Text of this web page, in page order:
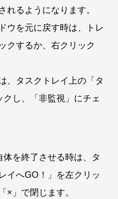
れるようになります。
ウを元に戻す時は、トレ
クするか、右クリック
、タスクトレイ上の「タ
し、「非監視」にチェ
を終了させる時は、タ
イへGO！」を左クリッ
×」で閉じます。